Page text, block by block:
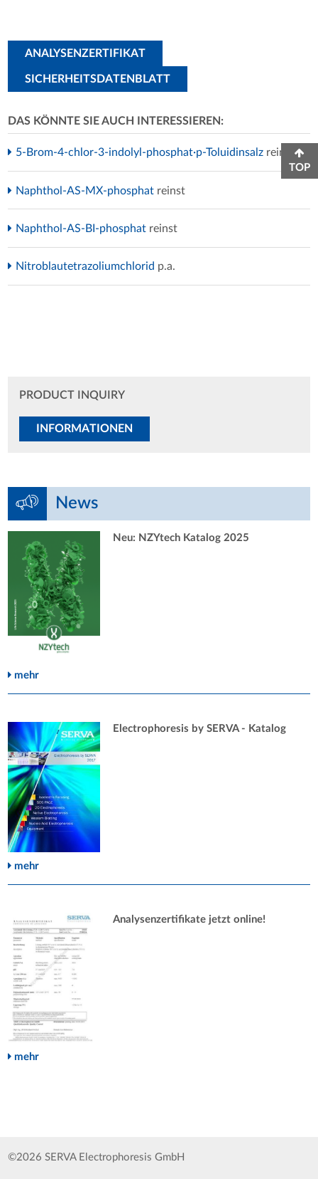
ANALYSENZERTIFIKAT
SICHERHEITSDATENBLATT
DAS KÖNNTE SIE AUCH INTERESSIEREN:
5-Brom-4-chlor-3-indolyl-phosphat·p-Toluidinsalz reinst
Naphthol-AS-MX-phosphat reinst
Naphthol-AS-BI-phosphat reinst
Nitroblautetrazoliumchlorid p.a.
PRODUCT INQUIRY
INFORMATIONEN
News
Neu: NZYtech Katalog 2025
mehr
Electrophoresis by SERVA - Katalog
mehr
Analysenzertifikate jetzt online!
mehr
©2026 SERVA Electrophoresis GmbH
TOP